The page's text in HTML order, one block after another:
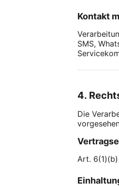
Kontakt
SMS,
4.
Die
Art.